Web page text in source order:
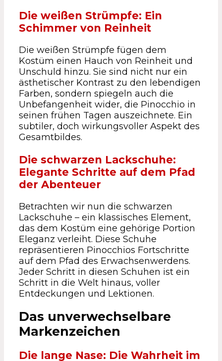
Die weißen Strümpfe: Ein
Schimmer von Reinheit
Die weißen Strümpfe fügen dem
Kostüm einen Hauch von Reinheit und
Unschuld hinzu. Sie sind nicht nur ein
ästhetischer Kontrast zu den lebendigen
Farben, sondern spiegeln auch die
Unbefangenheit wider, die Pinocchio in
seinen frühen Tagen auszeichnete. Ein
subtiler, doch wirkungsvoller Aspekt des
Gesamtbildes.
Die schwarzen Lackschuhe:
Elegante Schritte auf dem Pfad
der Abenteuer
Betrachten wir nun die schwarzen
Lackschuhe – ein klassisches Element,
das dem Kostüm eine gehörige Portion
Eleganz verleiht. Diese Schuhe
repräsentieren Pinocchios Fortschritte
auf dem Pfad des Erwachsenwerdens.
Jeder Schritt in diesen Schuhen ist ein
Schritt in die Welt hinaus, voller
Entdeckungen und Lektionen.
Das unverwechselbare
Markenzeichen
Die lange Nase: Die Wahrheit im